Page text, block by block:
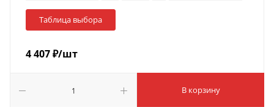
Таблица выбора
4 407₽/шт
В корзину